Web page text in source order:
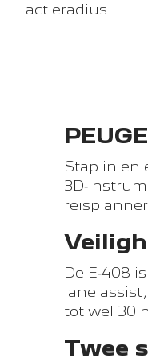
actieradius.
Stap in en
De E‑408
lane
tot wel 30
Twee